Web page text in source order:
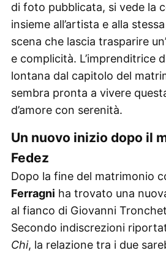
di foto pubblicata, si vede la
insieme all’artista e alla
scena che lascia trasparire
e complicità. L’imprenditrice
lontana dal capitolo del
sembra pronta a vivere
d’amore con serenità.
Un nuovo inizio dopo il
Fedez
Dopo la fine del matrimonio
Ferragni ha trovato una
al fianco di Giovanni
Secondo indiscrezioni
Chi, la relazione tra i due